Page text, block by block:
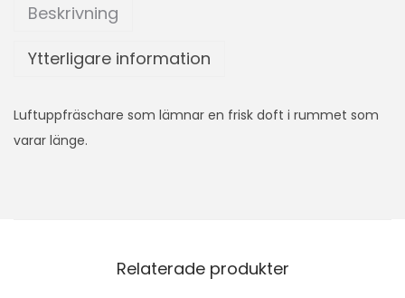
Beskrivning
Ytterligare information
Luftuppfräschare som lämnar en frisk doft i rummet som
varar länge.
Relaterade produkter